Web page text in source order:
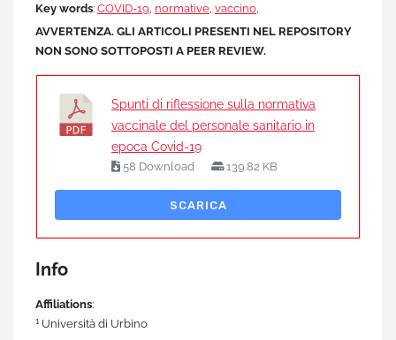
Key words: COVID-19 normative vaccino
AVVERTENZA. GLI ARTICOLI PRESENTI NEL REPOSITORY
NON SONO SOTTOPOSTI A PEER REVIEW.
Spunti di riflessione sulla normativa
vaccinale del personale sanitario in
epoca Covid-19
58 Download 139.82 KB
SCARICA
Info
Affiliations:
1 Università di Urbino